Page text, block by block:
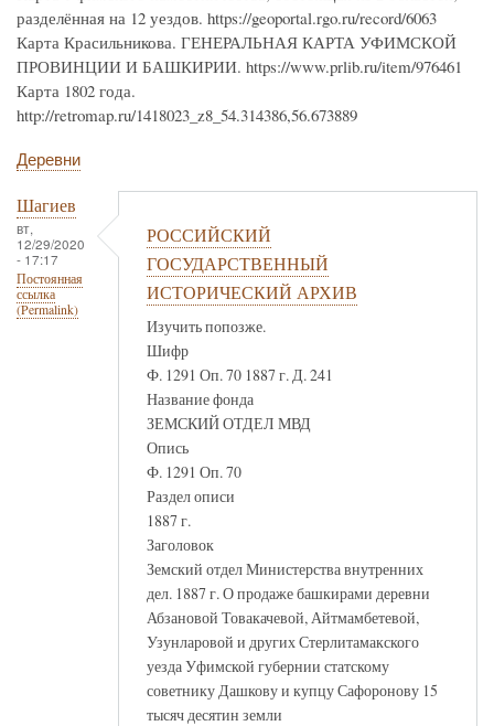
разделённая на 12 уездов. https://geoportal.rgo.ru/record/6063
Карта Красильникова. ГЕНЕРАЛЬНАЯ КАРТА УФИМСКОЙ
ПРОВИНЦИИ И БАШКИРИИ. https://www.prlib.ru/item/976461
Карта 1802 года.
http://retromap.ru/1418023_z8_54.314386,56.673889
Деревни
Шагиев
вт,
12/29/2020
- 17:17
Постоянная
ссылка
(Permalink)
РОССИЙСКИЙ
ГОСУДАРСТВЕННЫЙ
ИСТОРИЧЕСКИЙ АРХИВ
Изучить попозже.
Шифр
Ф. 1291 Оп. 70 1887 г. Д. 241
Название фонда
ЗЕМСКИЙ ОТДЕЛ МВД
Опись
Ф. 1291 Оп. 70
Раздел описи
1887 г.
Заголовок
Земский отдел Министерства внутренних
дел. 1887 г. О продаже башкирами деревни
Абзановой Товакачевой, Айтмамбетевой,
Узунларовой и других Стерлитамакского
уезда Уфимской губернии статскому
советнику Дашкову и купцу Сафоронову 15
тысяч десятин земли